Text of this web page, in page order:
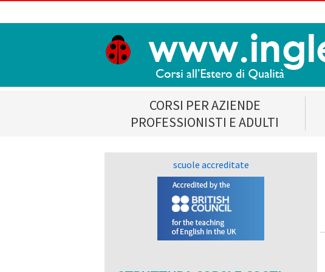
CORSI PER AZIENDE
PROFESSIONISTI E ADULTI
scuole accreditate